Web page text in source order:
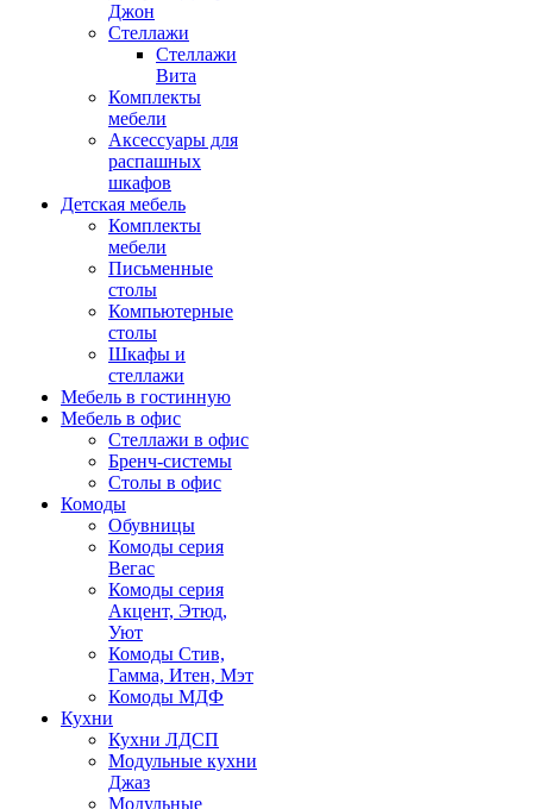
Джон
Стеллажи
Стеллажи
Вита
Комплекты
мебели
Аксессуары для
распашных
шкафов
Детская мебель
Комплекты
мебели
Письменные
столы
Компьютерные
столы
Шкафы и
стеллажи
Мебель в гостинную
Мебель в офис
Стеллажи в офис
Бренч-системы
Столы в офис
Комоды
Обувницы
Комоды серия
Вегас
Комоды серия
Акцент, Этюд,
Уют
Комоды Стив,
Гамма, Итен, Мэт
Комоды МДФ
Кухни
Кухни ЛДСП
Модульные кухни
Джаз
Модульные